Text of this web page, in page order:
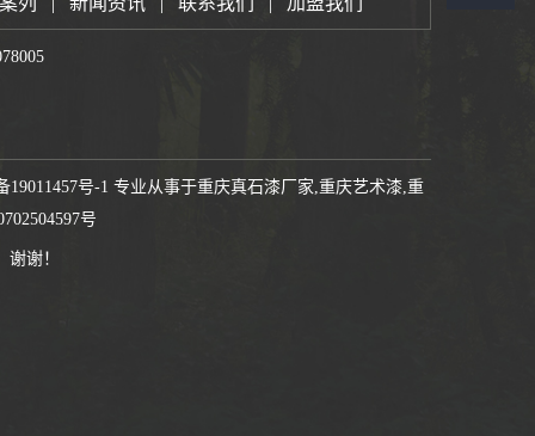
19011457号-1 专业从事于重庆真石漆厂家 重庆艺术漆 重
号
谢！